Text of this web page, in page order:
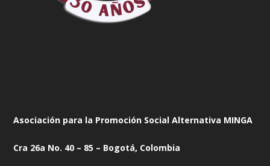
Asociación para la Promoción Social Alternativa MINGA
Cra 26a No. 40 – 85 – Bogotá, Colombia